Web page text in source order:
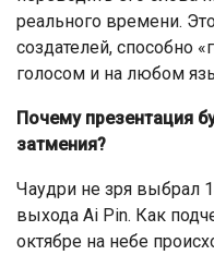
реального времени.
создателей, способно
голосом и на любом
Почему презентация
затмения?
Чаудри не зря выбрал
выхода Ai Pin. Как
октябре на небе